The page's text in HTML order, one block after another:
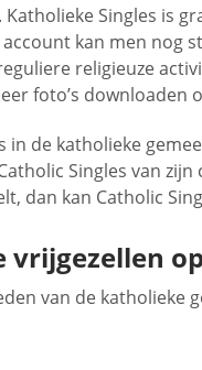
Singles is
kan men nog
religieuze
foto’s
in de katholieke
Singles van
dan kan Catholic
van de